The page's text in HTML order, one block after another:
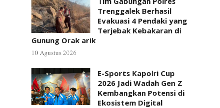
Trenggalek Berhasil
Evakuasi 4 Pendaki yang
Terjebak Kebakaran di
Gunung Orak arik
10 Agustus 2026
E-Sports Kapolri Cup
2026 Jadi Wadah Gen Z
Kembangkan Potensi di
Ekosistem Digital